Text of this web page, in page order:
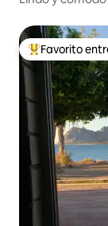
Favorito entre
Favorito